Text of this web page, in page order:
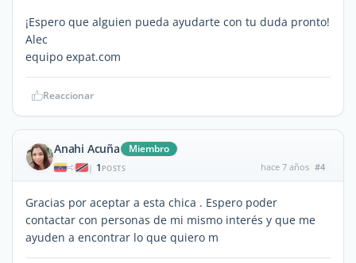
¡Espero que alguien pueda ayudarte con tu duda pronto!
Alec
equipo expat.com
Reaccionar
Anahi Acuña Miembro
| 1 POSTS hace 7 años #4
Gracias por aceptar a esta chica . Espero poder
contactar con personas de mi mismo interés y que me
ayuden a encontrar lo que quiero m